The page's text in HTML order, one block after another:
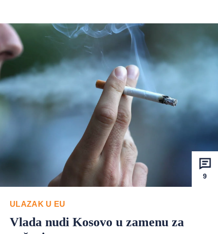
9
ULAZAK U EU
Vlada nudi Kosovo u zamenu za